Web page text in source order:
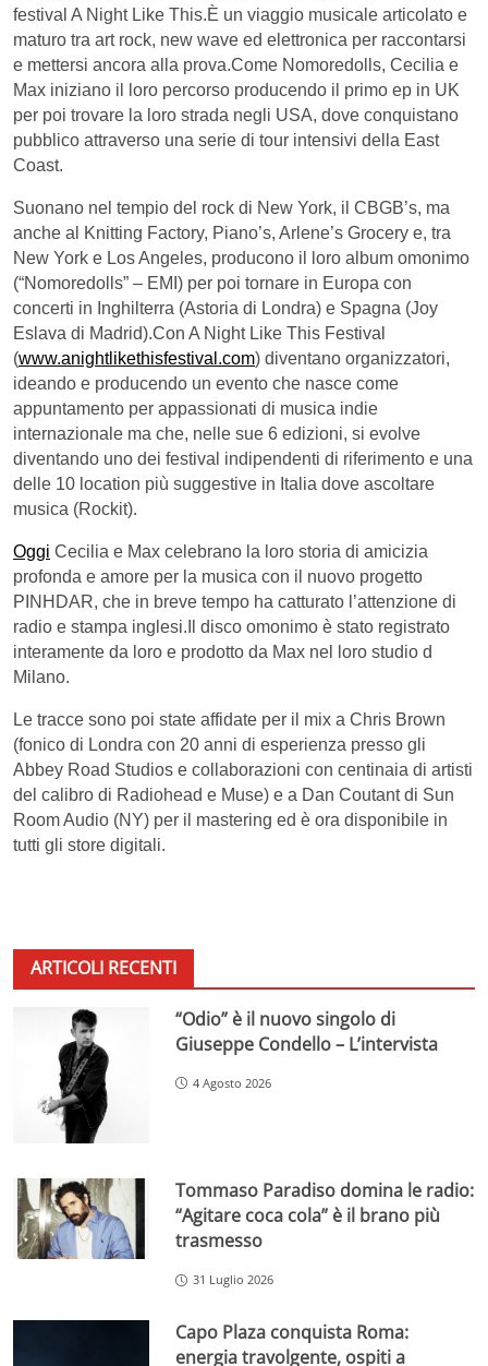
festival A Night Like This.È un viaggio musicale articolato e
maturo tra art rock, new wave ed elettronica per raccontarsi
e mettersi ancora alla prova.Come Nomoredolls, Cecilia e
Max iniziano il loro percorso producendo il primo ep in UK
per poi trovare la loro strada negli USA, dove conquistano
pubblico attraverso una serie di tour intensivi della East
Coast.
Suonano nel tempio del rock di New York, il CBGB’s, ma
anche al Knitting Factory, Piano’s, Arlene’s Grocery e, tra
New York e Los Angeles, producono il loro album omonimo
(“Nomoredolls” – EMI) per poi tornare in Europa con
concerti in Inghilterra (Astoria di Londra) e Spagna (Joy
Eslava di Madrid).Con A Night Like This Festival
(www.anightlikethisfestival.com) diventano organizzatori,
ideando e producendo un evento che nasce come
appuntamento per appassionati di musica indie
internazionale ma che, nelle sue 6 edizioni, si evolve
diventando uno dei festival indipendenti di riferimento e una
delle 10 location più suggestive in Italia dove ascoltare
musica (Rockit).
Oggi Cecilia e Max celebrano la loro storia di amicizia
profonda e amore per la musica con il nuovo progetto
PINHDAR, che in breve tempo ha catturato l’attenzione di
radio e stampa inglesi.Il disco omonimo è stato registrato
interamente da loro e prodotto da Max nel loro studio d
Milano.
Le tracce sono poi state affidate per il mix a Chris Brown
(fonico di Londra con 20 anni di esperienza presso gli
Abbey Road Studios e collaborazioni con centinaia di artisti
del calibro di Radiohead e Muse) e a Dan Coutant di Sun
Room Audio (NY) per il mastering ed è ora disponibile in
tutti gli store digitali.
ARTICOLI RECENTI
“Odio” è il nuovo singolo di
Giuseppe Condello – L’intervista
4 Agosto 2026
Tommaso Paradiso domina le radio:
“Agitare coca cola” è il brano più
trasmesso
31 Luglio 2026
Capo Plaza conquista Roma:
energia travolgente, ospiti a